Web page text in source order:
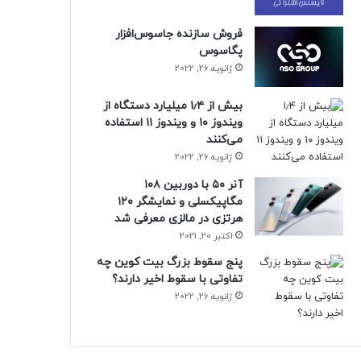
فروش سازنده جاسوس‌افزار
پگاسوس
ژانویه 26, 2022
بیش از ۱٫۴ میلیارد دستگاه از
ویندوز ۱۰ و ویندوز ۱۱ استفاده
می‌کنند
ژانویه 26, 2022
آنر ۵۰ با دوربین ۱۰۸
مگاپیکسلی و نمایشگر ۱۲۰
هرتزی در مالزی معرفی شد
اکتبر 20, 2021
پنج سقوط بزرگ بیت کوین چه
تفاوتی با سقوط اخیر دارند؟
ژانویه 26, 2022